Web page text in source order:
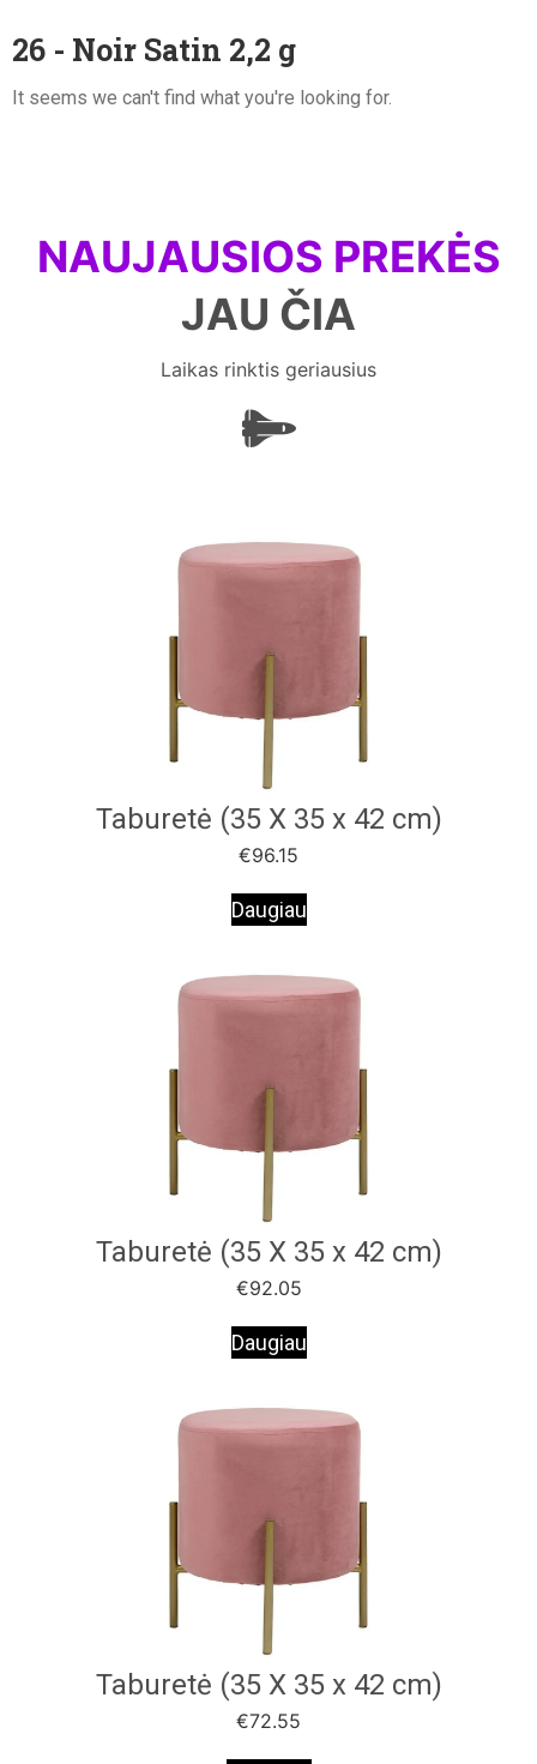
26 - Noir Satin 2,2 g
It seems we can't find what you're looking for.
NAUJAUSIOS PREKĖS
JAU ČIA
Laikas rinktis geriausius
Taburetė (35 X 35 x 42 cm)
€96.15
Daugiau
Taburetė (35 X 35 x 42 cm)
€92.05
Daugiau
Taburetė (35 X 35 x 42 cm)
€72.55